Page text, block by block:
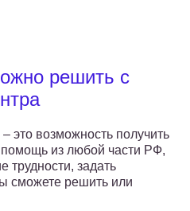
решить с
это возможность получить
из любой части РФ,
трудности, задать
сможете решить или